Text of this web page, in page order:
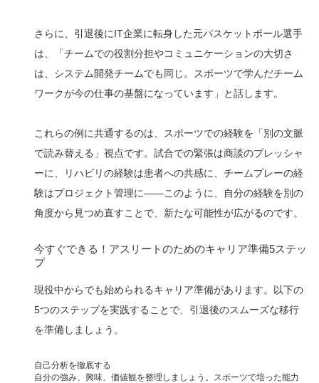
さらに、引退後にIT企業に転身した元バスケットボール選手
は、「チームでの役割分担やコミュニケーションの大切さ
は、システム開発チームでも同じ。スポーツで学んだチーム
ワークが今の仕事の基盤になっています」と話します。
これらの例に共通するのは、スポーツでの経験を「別の文脈
で読み替える」視点です。試合での緊張は商談のプレッシャ
ーに、リハビリの経験は患者への共感に、チームプレーの経
験はプロジェクト管理に——このように、自分の経験を別の
角度から見つめ直すことで、新たな可能性が広がるのです。
今すぐできる！アスリートのためのキャリア準備5ステッ
プ
現役中からでも始められるキャリア準備があります。以下の
5つのステップを実践することで、引退後のスムーズな移行
を準備しましょう。
自己分析を徹底する
自分の強み、興味、価値観を整理しましょう。スポーツで培った能力